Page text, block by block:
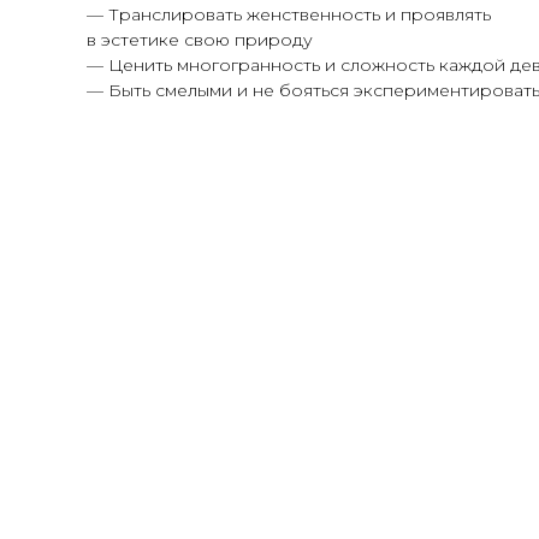
— Транслировать женственность и проявлять
в эстетике свою природу
— Ценить многогранность и сложность каждой
— Быть смелыми и не бояться экспериментировать